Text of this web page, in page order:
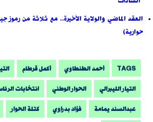
العقد الماضي والولاية الأخيرة.. مع ثلاثة من رموز
حوارية)
TAGS أحمد الطنطاوي أكمل قرطام
التيار الليبرالي الحوار الوطني انتخابات
عبدالسند يمامة فؤاد بدراوي كتلة الحوار